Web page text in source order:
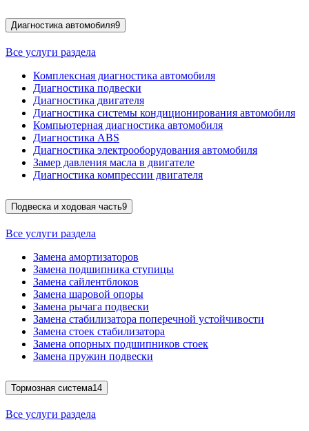
Диагностика автомобиля9
Все услуги раздела
Комплексная диагностика автомобиля
Диагностика подвески
Диагностика двигателя
Диагностика системы кондиционирования автомобиля
Компьютерная диагностика автомобиля
Диагностика ABS
Диагностика электрооборудования автомобиля
Замер давления масла в двигателе
Диагностика компрессии двигателя
Подвеска и ходовая часть9
Все услуги раздела
Замена амортизаторов
Замена подшипника ступицы
Замена сайлентблоков
Замена шаровой опоры
Замена рычага подвески
Замена стабилизатора поперечной устойчивости
Замена стоек стабилизатора
Замена опорных подшипников стоек
Замена пружин подвески
Тормозная система14
Все услуги раздела